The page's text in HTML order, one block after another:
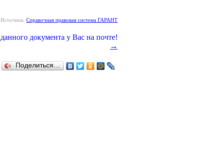
Источник: Справочная правовая система ГАРАНТ
→
Поделиться…